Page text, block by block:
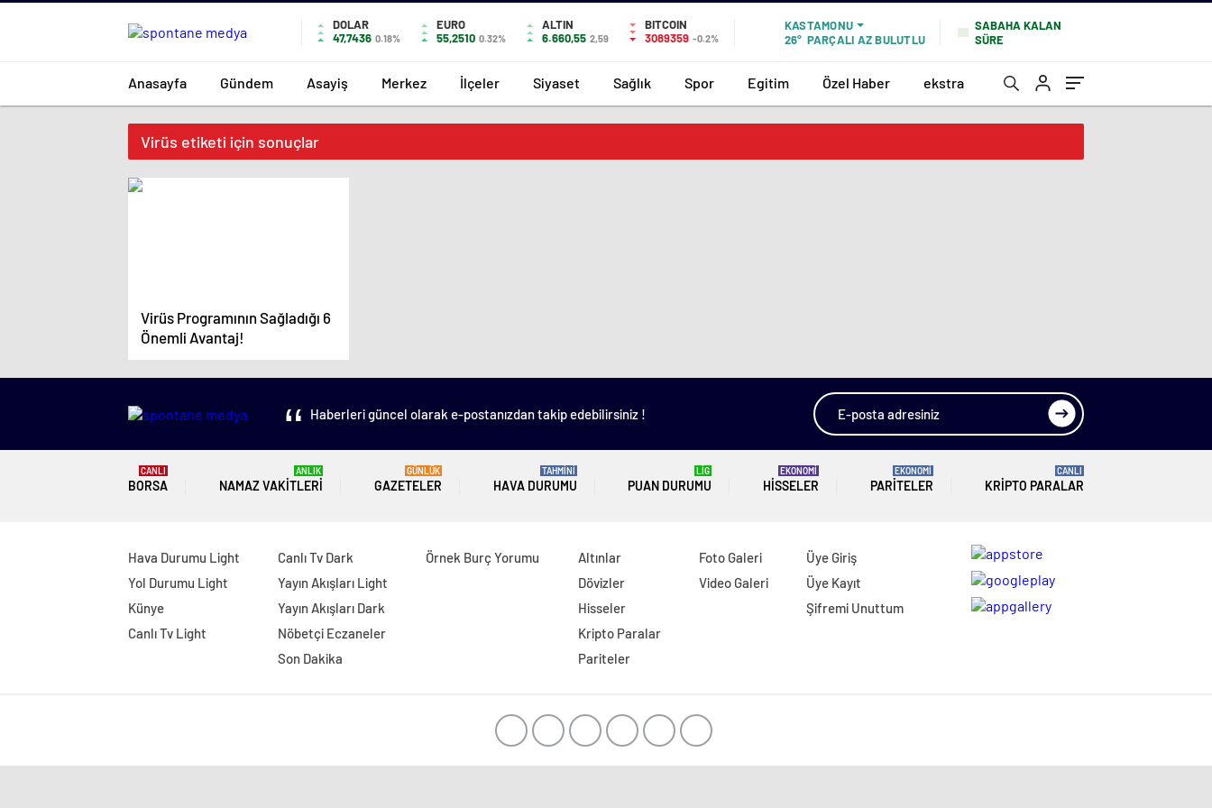
DOLAR
47,7436 0.18%
EURO
55,2510 0.32%
ALTIN
6.660,55 2,59
BITCOIN
3089359 -0.2%
KASTAMONU
26° PARÇALI AZ BULUTLU
SABAHA KALAN
SÜRE
Anasayfa Gündem Asayiş Merkez İlçeler Siyaset Sağlık Spor Egitim Özel Haber ekstra
Virüs etiketi için sonuçlar
Virüs Programının Sağladığı 6
Önemli Avantaj!
Haberleri güncel olarak e-postanızdan takip edebilirsiniz !
BORSA
CANLI
NAMAZ VAKITLERI
ANLIK
GAZETELER
GÜNLÜK
HAVA DURUMU
TAHMİNİ
PUAN DURUMU
LİG
HISSELER
EKONOMİ
PARITELER
EKONOMİ
KRIPTO PARALAR
CANLI
Hava Durumu Light
Yol Durumu Light
Künye
Canlı Tv Light
Canlı Tv Dark
Yayın Akışları Light
Yayın Akışları Dark
Nöbetçi Eczaneler
Son Dakika
Örnek Burç Yorumu
Altınlar
Dövizler
Hisseler
Kripto Paralar
Pariteler
Foto Galeri
Video Galeri
Üye Giriş
Üye Kayıt
Şifremi Unuttum